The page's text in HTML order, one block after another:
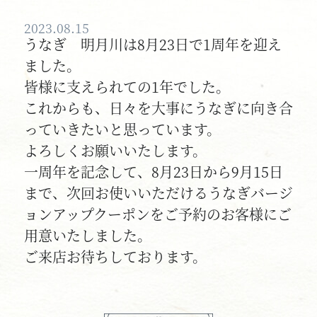
2023.08.15
うなぎ 明月川は8月23日で1周年を迎え
ました。
皆様に支えられての1年でした。
これからも、日々を大事にうなぎに向き合
っていきたいと思っています。
よろしくお願いいたします。
一周年を記念して、8月23日から9月15日
まで、次回お使いいただけるうなぎバージ
ョンアップクーポンをご予約のお客様にご
用意いたしました。
ご来店お待ちしております。